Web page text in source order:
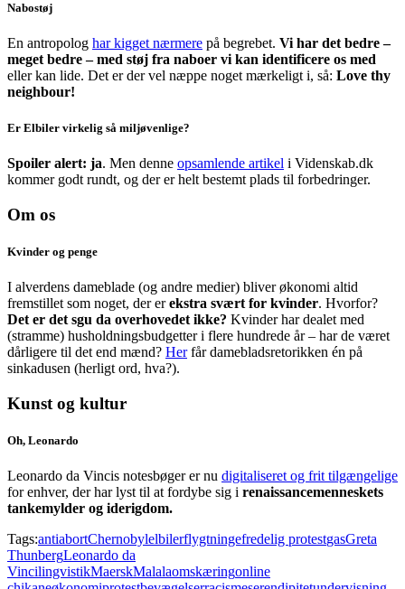
Nabostøj
En antropolog har kigget nærmere på begrebet. Vi har det bedre –
meget bedre – med støj fra naboer vi kan identificere os med
eller kan lide. Det er der vel næppe noget mærkeligt i, så: Love thy
neighbour!
Er Elbiler virkelig så miljøvenlige?
Spoiler alert: ja. Men denne opsamlende artikel i Videnskab.dk
kommer godt rundt, og der er helt bestemt plads til forbedringer.
Om os
Kvinder og penge
I alverdens dameblade (og andre medier) bliver økonomi altid
fremstillet som noget, der erekstra svært for kvinder. Hvorfor?
Det er det sgu da overhovedet ikke? Kvinder har dealet med
(stramme) husholdningsbudgetter i flere hundrede år – har de været
dårligere til det end mænd? Herfår damebladsretorikken én på
sinkadusen (herligt ord, hva?).
Kunst og kultur
Oh, Leonardo
Leonardo da Vincis notesbøger er nu digitaliseret og frit tilgængelige
for enhver, der har lyst til at fordybe sig i renaissancemenneskets
tankemylder og iderigdom.
Tags:antiabortChernobylelbilerflygtningefredelig protestgasGreta
ThunbergLeonardo da
VincilingvistikMaerskMalalaomskæringonline